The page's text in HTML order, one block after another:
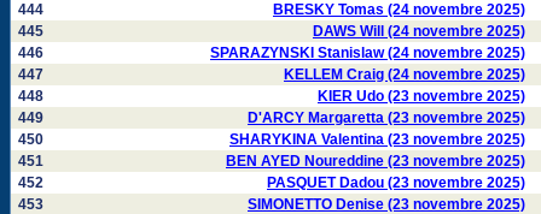
444
BRESKY Tomas (24 novembre 2025)
445
DAWS Will (24 novembre 2025)
446
SPARAZYNSKI Stanislaw (24 novembre 2025)
447
KELLEM Craig (24 novembre 2025)
448
KIER Udo (23 novembre 2025)
449
D'ARCY Margaretta (23 novembre 2025)
450
SHARYKINA Valentina (23 novembre 2025)
451
BEN AYED Noureddine (23 novembre 2025)
452
PASQUET Dadou (23 novembre 2025)
453
SIMONETTO Denise (23 novembre 2025)